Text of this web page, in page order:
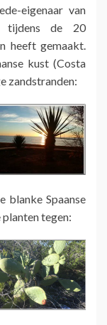
eigenaar van
tijdens de 20
heeft gemaakt.
kust (Costa
zandstranden:
blanke Spaanse
tegen: